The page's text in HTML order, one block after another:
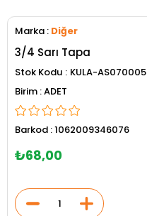
Marka : Diğer
3/4 Sarı Tapa
Stok Kodu
KULA-AS070005
ADET
Barkod :1062009346076
₺68,00